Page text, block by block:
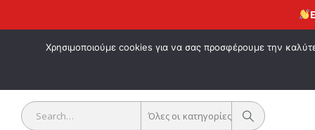
ΚΑΛΩΣ
Όλες οι κατηγορίες
Χρησιμοποιούμε cookies για να σας προσφέρουμε την